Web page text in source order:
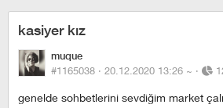
kasiyer kız
muque
#1165038 · 20.12.2020 13:26 ~ ·
genelde sohbetlerini sevdiğim market